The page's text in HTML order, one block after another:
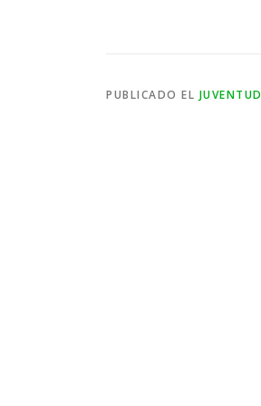
PUBLICADO EL JUVENTUD